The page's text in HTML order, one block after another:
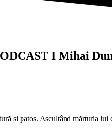
I Mihai
și patos. Ascultând mărturia